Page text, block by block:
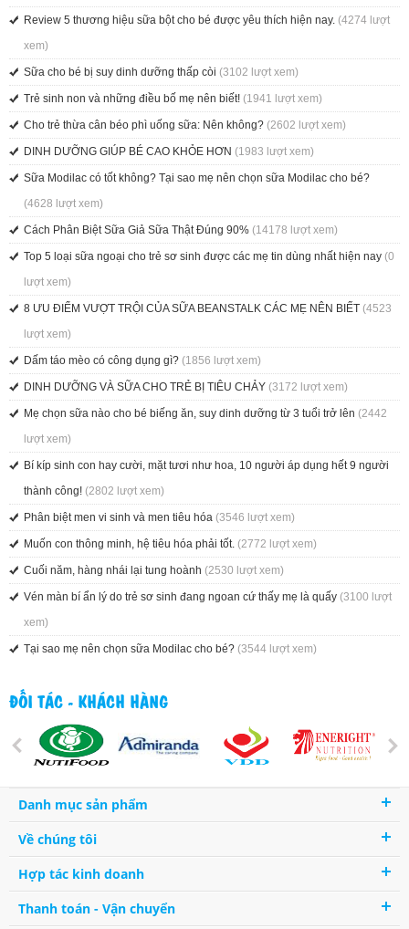
Review 5 thương hiệu sữa bột cho bé được yêu thích hiện nay. (4274 lượt
xem)
Sữa cho bé bị suy dinh dưỡng thấp còi (3102 lượt xem)
Trẻ sinh non và những điều bố mẹ nên biết! (1941 lượt xem)
Cho trẻ thừa cân béo phì uống sữa: Nên không? (2602 lượt xem)
DINH DƯỠNG GIÚP BÉ CAO KHỎE HƠN (1983 lượt xem)
Sữa Modilac có tốt không? Tại sao mẹ nên chọn sữa Modilac cho bé?
(4628 lượt xem)
Cách Phân Biệt Sữa Giả Sữa Thật Đúng 90% (14178 lượt xem)
Top 5 loại sữa ngoại cho trẻ sơ sinh được các mẹ tin dùng nhất hiện nay (0
lượt xem)
8 ƯU ĐIỂM VƯỢT TRỘI CỦA SỮA BEANSTALK CÁC MẸ NÊN BIẾT (4523
lượt xem)
Dấm táo mèo có công dụng gì? (1856 lượt xem)
DINH DƯỠNG VÀ SỮA CHO TRẺ BỊ TIÊU CHẢY (3172 lượt xem)
Mẹ chọn sữa nào cho bé biếng ăn, suy dinh dưỡng từ 3 tuổi trở lên (2442
lượt xem)
Bí kíp sinh con hay cười, mặt tươi như hoa, 10 người áp dụng hết 9 người
thành công! (2802 lượt xem)
Phân biệt men vi sinh và men tiêu hóa (3546 lượt xem)
Muốn con thông minh, hệ tiêu hóa phải tốt. (2772 lượt xem)
Cuối năm, hàng nhái lại tung hoành (2530 lượt xem)
Vén màn bí ẩn lý do trẻ sơ sinh đang ngoan cứ thấy mẹ là quấy (3100 lượt
xem)
Tại sao mẹ nên chọn sữa Modilac cho bé? (3544 lượt xem)
ĐỐI TÁC - KHÁCH HÀNG
Danh mục sản phẩm
Về chúng tôi
Hợp tác kinh doanh
Thanh toán - Vận chuyển